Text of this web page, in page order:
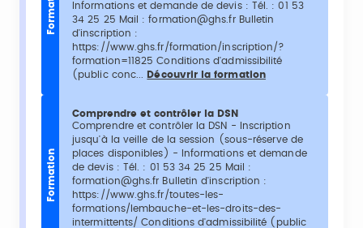
Informations et demande de devis : Tél. : 01 53
34 25 25 Mail : formation@ghs.fr Bulletin
d'inscription :
https://www.ghs.fr/formation/inscription/?
formation=11825 Conditions d'admissibilité
(public conc...
Découvrir la formation
Formation
Comprendre et contrôler la DSN
Comprendre et contrôler la DSN - Inscription
jusqu'à la veille de la session (sous-réserve de
places disponibles) - Informations et demande
de devis : Tél. : 01 53 34 25 25 Mail :
formation@ghs.fr Bulletin d'inscription :
https://www.ghs.fr/toutes-les-
formations/lembauche-et-les-droits-des-
intermittents/ Conditions d'admissibilité (public